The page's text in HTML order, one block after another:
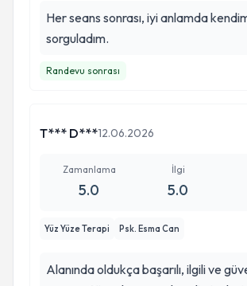
Her seans sonrası, iyi anlamda
sorguladım.
Randevu sonrası
T*** D***12.06.2026
Zamanlama
5.0
İlgi
5.0
Yüz Yüze Terapi Psk. Esma Can
Alanında oldukça başarılı, ilgili ve